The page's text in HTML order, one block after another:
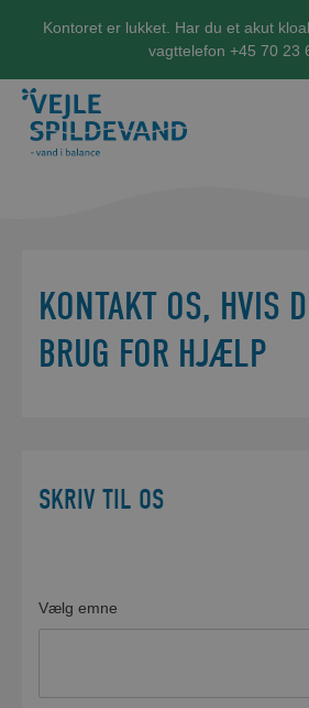
Kontoret er lukket. Har du et akut
vagttelefon +45 70 23
KONTAKT OS, HVIS
BRUG FOR HJÆLP
SKRIV TIL OS
Vælg emne